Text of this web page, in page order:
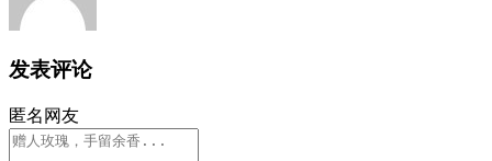
发表评论
匿名网友